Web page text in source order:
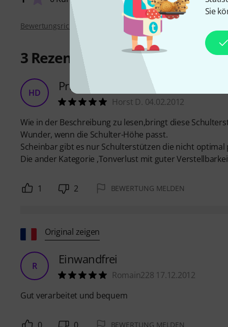
Sie
Bewertungsrichtlinien
3 Rezensionen
HD Prima Ton
Horst D. 04.02.2012
Wie in der Beschreibung zu lesen,bringt diese
Wunder, wenn die Schulter-Höhe passt.
Scheinbar gibt es nur Schulterstützen die nicht
Die ander Kategorie ,Tonverlust mit guter
1 2 BEWERTUNG MELDEN
Original zeigen
R Einwandfrei
Romain228 17.12.2012
Gut verarbeitet und bequem
BEWERTUNG MELDEN